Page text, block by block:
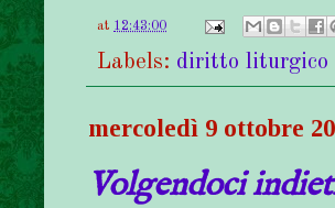
at 12:43:00
Labels: diritto liturgico
mercoledì 9 ottobre
Volgendoci